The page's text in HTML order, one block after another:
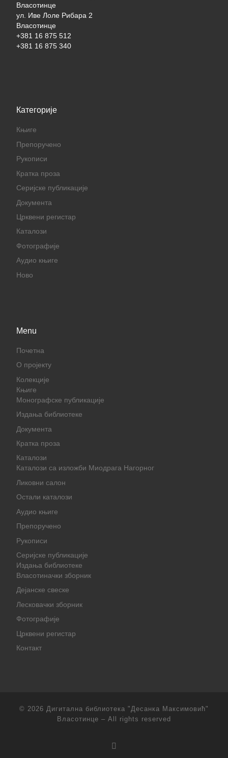
Власотинце
ул. Иве Лоле Рибара 2
Власотинце
+381 16 875 512
+381 16 875 340
Категорије
Књиге
Препоручено
Рукописи
Кратка проза
Серијске публикације
Документа
Црквени регистар
Каталози
Фотографије
Аудио књиге
Ново
Menu
Почетна
О пројекту
Колекције
Књиге
Монографске публикације
Издања библиотеке
Документа
Кратка проза
Каталози
Каталози са изложби Миодрага Нагорног
Ликовни салон
Остали каталози
Аудио књиге
Препоручено
Рукописи
Серијске публикације
Издања библиотеке
Власотиначки зборник
Дејанске свеске
Лесковачки зборник
Фотографије
Црквени регистар
Контакт
© 2026 Дигитална библиотека "Десанка Максимовић"
Власотинце – All rights reserved